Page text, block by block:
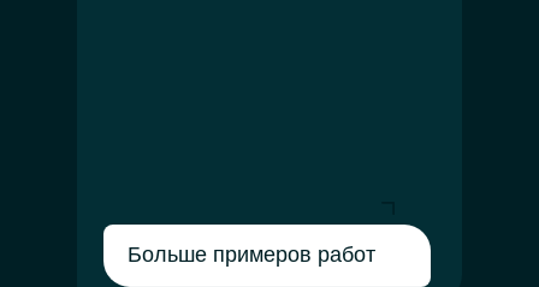
Больше примеров работ